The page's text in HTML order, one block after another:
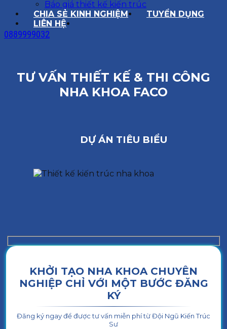
Báo giá thiết kế kiến trúc
CHIA SẺ KINH NGHIỆM
TUYỂN DỤNG
LIÊN HỆ
0889999032
TƯ VẤN THIẾT KẾ & THI CÔNG
NHA KHOA FACO
DỰ ÁN TIÊU BIỂU
KHỞI TẠO NHA KHOA CHUYÊN
NGHIỆP CHỈ VỚI MỘT BƯỚC ĐĂNG
KÝ
Đăng ký ngay để được tư vấn miễn phí từ Đội Ngũ Kiến Trúc
Sư